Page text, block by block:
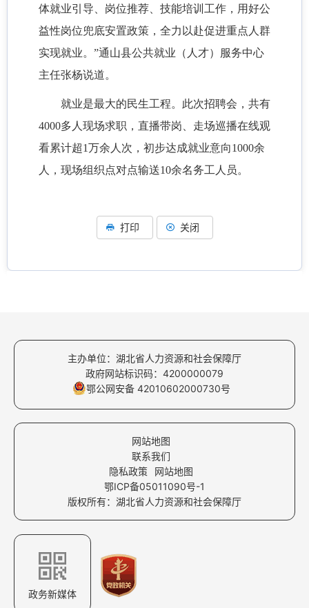
体就业引导、岗位推荐、技能培训工作，用好公
益性岗位兜底安置政策，全力以赴促进重点人群
实现就业。”通山县公共就业（人才）服务中心
主任张杨说道。
就业是最大的民生工程。此次招聘会，共有
4000多人现场求职，直播带岗、走场巡播在线观
看累计超1万余人次，初步达成就业意向1000余
人，现场组织点对点输送10余名务工人员。
打印 关闭
主办单位：湖北省人力资源和社会保障厅
政府网站标识码：4200000079
鄂公网安备 42010602000730号
网站地图
联系我们
隐私政策
网站地图
鄂ICP备05011090号-1
版权所有：湖北省人力资源和社会保障厅
政务新媒体